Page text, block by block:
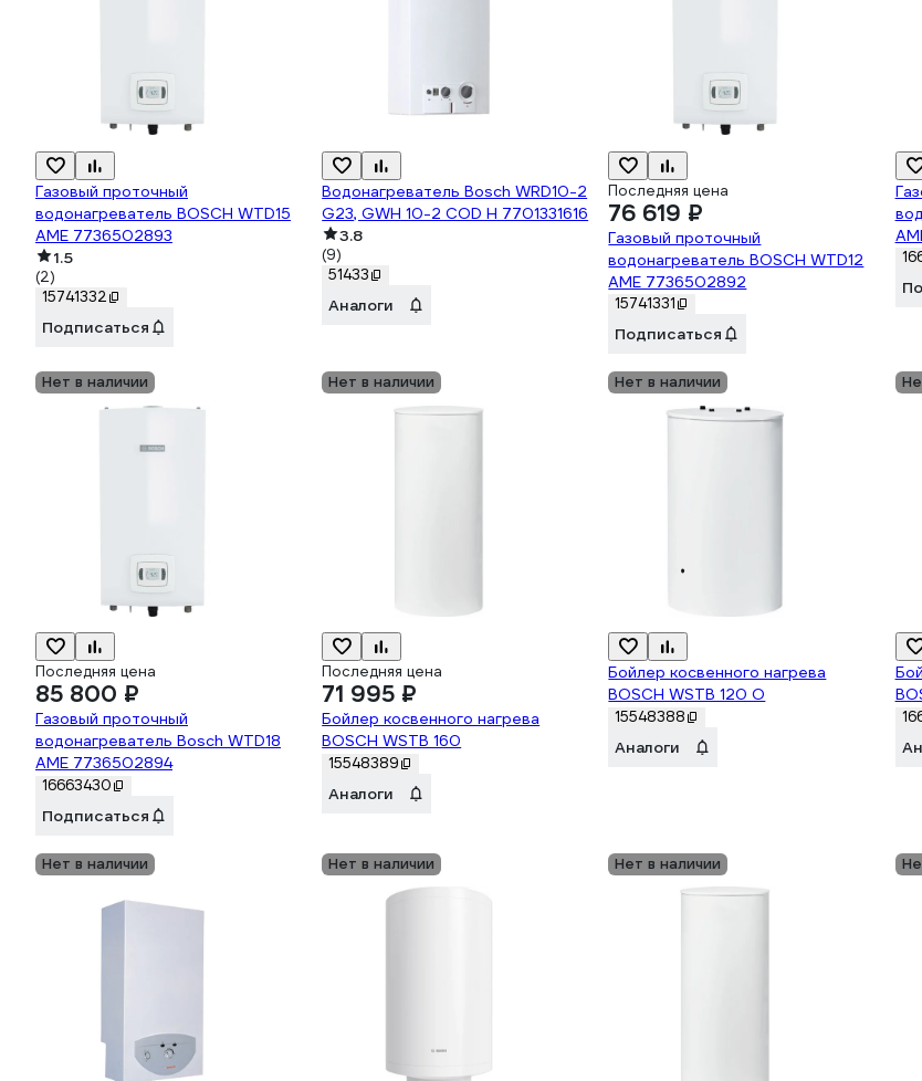
Газовый проточный
водонагреватель BOSCH WTD15
AME 7736502893
1.5
(2)
15741332
Подписаться
Водонагреватель Bosch WRD10-2
G23, GWH 10-2 COD H 7701331616
3.8
(9)
51433
Аналоги
Последняя цена
76 619 ₽
Газовый проточный
водонагреватель BOSCH WTD12
AME 7736502892
15741331
Подписаться
Нет в наличии
Последняя цена
85 800 ₽
Газовый проточный
водонагреватель Bosch WTD18
AME 7736502894
16663430
Подписаться
Нет в наличии
Последняя цена
71 995 ₽
Бойлер косвенного нагрева
BOSCH WSTB 160
15548389
Аналоги
Нет в наличии
Бойлер косвенного нагрева
BOSCH WSTB 120 O
15548388
Аналоги
Нет в наличии Нет в наличии Нет в наличии